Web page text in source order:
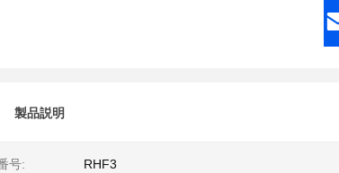
製品説明
号: RHF3